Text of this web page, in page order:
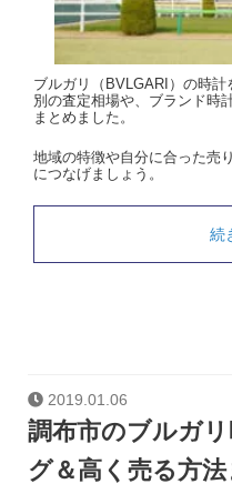
ブルガリ（BVLGARI）の時
別の査定相場や、ブランド時
まとめました。
地域の特徴や自分に合った売
につなげましょう。
続
2019.01.06
調布市のブルガ
グ＆高く売る方